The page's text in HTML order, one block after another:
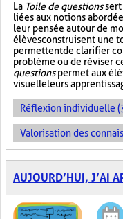
La Toile de questionssert
liées aux notions
leur pensée autour de
élèves construisent une
permettent de clarifier
problème ou de réviser
questionspermet aux
visuelle leurs
Réflexion individuelle
Valorisation des
AUJOURD’HUI, J’AI